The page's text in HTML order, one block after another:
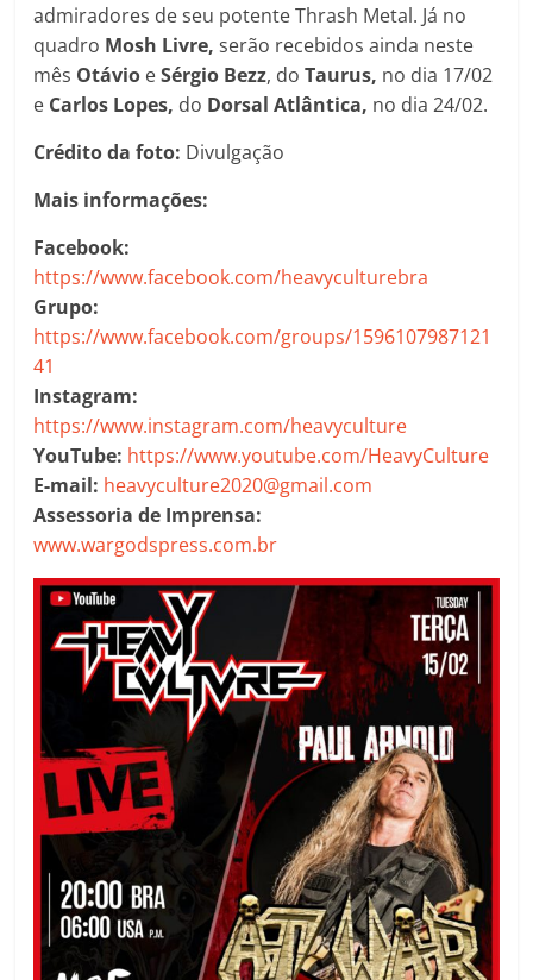
admiradores de seu potente Thrash Metal. Já no
quadro Mosh Livre, serão recebidos ainda neste
mês Otávio eSérgio Bezz, doTaurus, no dia 17/02
e Carlos Lopes, do Dorsal Atlântica, no dia 24/02.
Crédito da foto: Divulgação
Mais informações:
Facebook:
https://www.facebook.com/heavyculturebra
Grupo:
https://www.facebook.com/groups/1596107987121
41
Instagram:
https://www.instagram.com/heavyculture
YouTube: https://www.youtube.com/HeavyCulture
E-mail: heavyculture2020@gmail.com
Assessoria de Imprensa:
www.wargodspress.com.br